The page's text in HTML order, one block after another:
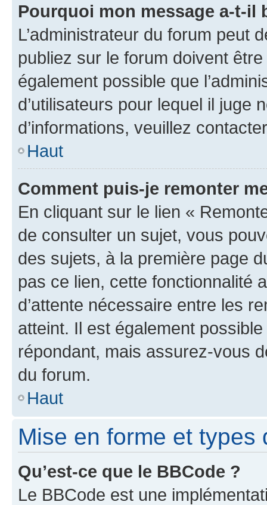
Pourquoi mon message a-t-il
L’administrateur du forum peut
publiez sur le forum doivent
également possible que
d’utilisateurs pour lequel il juge
d’informations, veuillez
Haut
Comment puis-je remonter
En cliquant sur le lien «
de consulter un sujet, vous
des sujets, à la première page
pas ce lien, cette fonctionnalité
d’attente nécessaire entre les
atteint. Il est également
répondant, mais assurez-vous
du forum.
Haut
Mise en forme et types
Qu’est-ce que le BBCode ?
Le BBCode est une